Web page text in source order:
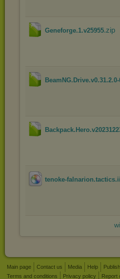
Geneforge.1.v25955.zip
tenoke-
Main page Contact us Media Help
Terms and conditions
Privacy policy Report